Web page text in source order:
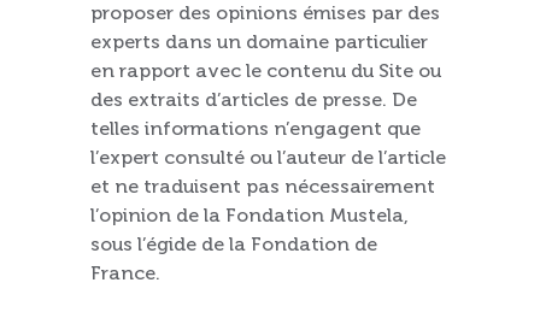
proposer des opinions émises par des
experts dans un domaine particulier
en rapport avec le contenu du Site ou
des extraits d’articles de presse. De
telles informations n’engagent que
l’expert consulté ou l’auteur de l’article
et ne traduisent pas nécessairement
l’opinion de la Fondation Mustela,
sous l’égide de la Fondation de
France.